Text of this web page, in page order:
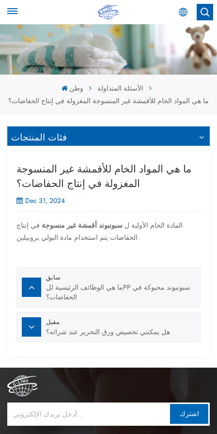
عربي
English
عربي
وطن
الأسئلة المتداولة
ما هي المواد الخام للأقمشة غير المنسوجة المغزولة في إنتاج الحفاضات؟
فئات المنتجات
ما هي المواد الخام للأقمشة غير المنسوجة
المغزولة في إنتاج الحفاضات؟
Dec 31, 2024
المادة الخام الأولية ل سبونبوند أقمشة غير منسوجة في إنتاج
الحفاضات يتم استخدام مادة البولي بروبيلين.
سابق
ما هي الوظائف الرئيسية للPP سبونبوند محبوكة في
الحفاضات؟
مقبل
هل يمكنني تخصيص ورق التحرير عند شرائه؟
اشترك